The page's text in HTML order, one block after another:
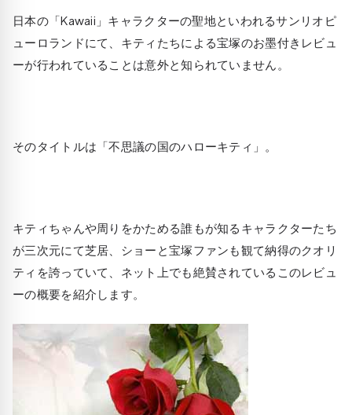
日本の「Kawaii」キャラクターの聖地といわれるサンリオピ
ューロランドにて、キティたちによる宝塚のお墨付きレビュ
ーが行われていることは意外と知られていません。
そのタイトルは「不思議の国のハローキティ」。
キティちゃんや周りをかためる誰もが知るキャラクターたち
が三次元にて芝居、ショーと宝塚ファンも観て納得のクオリ
ティを誇っていて、ネット上でも絶賛されているこのレビュ
ーの概要を紹介します。